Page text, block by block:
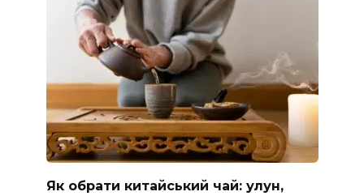
Як обрати китайський чай: улун,